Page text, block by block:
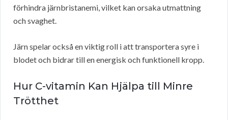
förhindra järnbristanemi, vilket kan orsaka utmattning
och svaghet.
Järn spelar också en viktig roll i att transportera syre i
blodet och bidrar till en energisk och funktionell kropp.
Hur C-vitamin Kan Hjälpa till Minre
Trötthet